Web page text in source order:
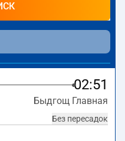
нём занимает
Богумин–Быдгощ
перевозчика PKP
Zygmunta Augusta 7,
02:51
Быдгощ Главная
Без пересадок